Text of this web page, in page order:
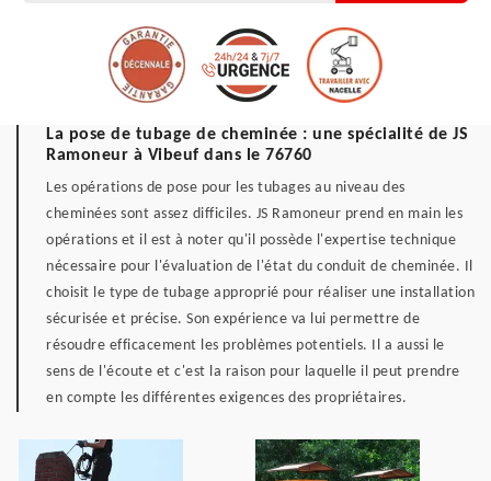
La pose de tubage de cheminée : une spécialité de JS
Ramoneur à Vibeuf dans le 76760
Les opérations de pose pour les tubages au niveau des
cheminées sont assez difficiles. JS Ramoneur prend en main les
opérations et il est à noter qu'il possède l'expertise technique
nécessaire pour l'évaluation de l'état du conduit de cheminée. Il
choisit le type de tubage approprié pour réaliser une installation
sécurisée et précise. Son expérience va lui permettre de
résoudre efficacement les problèmes potentiels. Il a aussi le
sens de l'écoute et c'est la raison pour laquelle il peut prendre
en compte les différentes exigences des propriétaires.